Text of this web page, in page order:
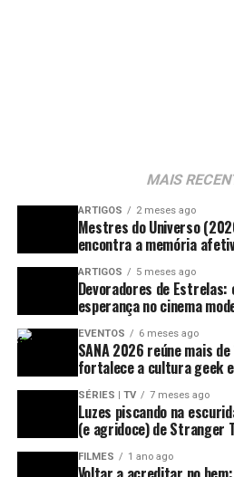
++Veja também:
– O Senhor dos Anéis: Os
MAIS
ARTIGOS 2 meses ago
Mestres do Universo
encontra a memória
ARTIGOS 5 meses ago
Devoradores de Estrelas:
esperança no cinema
EVENTOS 6 meses ago
SANA 2026 reúne mais
fortalece a cultura geek
SÉRIES | TV 7 meses ago
Luzes piscando na
(e agridoce) de Stranger
FILMES 1 ano ago